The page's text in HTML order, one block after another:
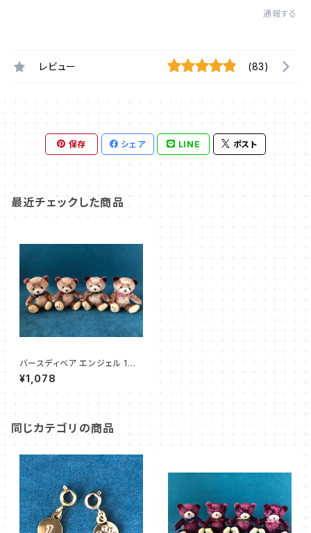
通報する
レビュー (83)
保存 シェア LINE ポスト
最近チェックした商品
バースディベア エンジェル 1〜4
月
¥1,078
同じカテゴリの商品